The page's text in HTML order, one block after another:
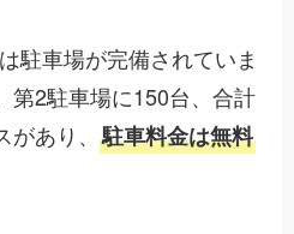
駐車場が完備されていま
第2駐車場に150台、合計
があり、駐車料金は無料